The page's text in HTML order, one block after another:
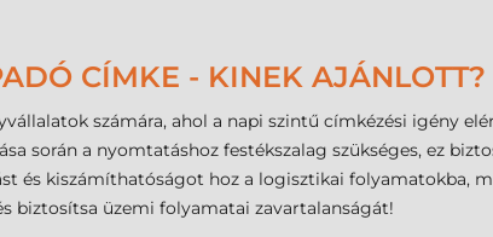
CÍMKE - KINEK AJÁNLOTT?
számára, ahol a napi szintű címkézési igény
során a nyomtatáshoz festékszalag szükséges, ez
és kiszámíthatóságot hoz a logisztikai folyamatokba,
biztosítsa üzemi folyamatai zavartalanságát!